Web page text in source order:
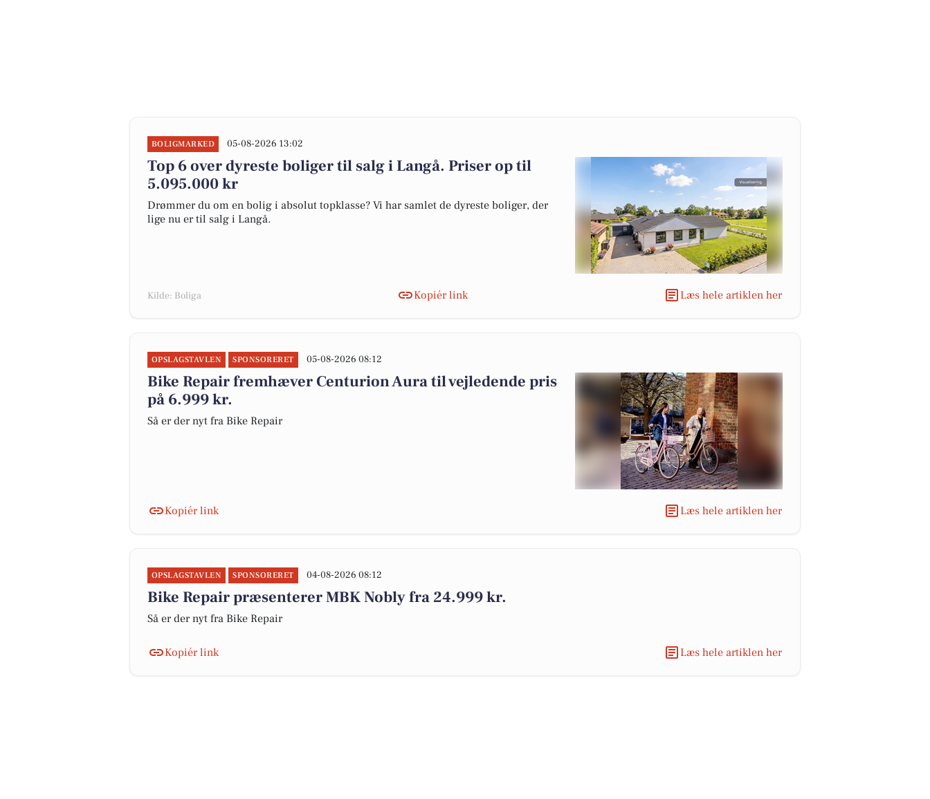
BOLIGMARKED 05-08-2026 13:02
Top 6 over dyreste boliger til salg i Langå. Priser op til
5.095.000 kr
Drømmer du om en bolig i absolut topklasse? Vi har samlet de dyreste boliger, der
lige nu er til salg i Langå.
Kilde: Boliga Kopiér link Læs hele artiklen her
OPSLAGSTAVLEN SPONSORERET 05-08-2026 08:12
Bike Repair fremhæver Centurion Aura til vejledende pris
på 6.999 kr.
Så er der nyt fra Bike Repair
Kopiér link Læs hele artiklen her
OPSLAGSTAVLEN SPONSORERET 04-08-2026 08:12
Bike Repair præsenterer MBK Nobly fra 24.999 kr.
Så er der nyt fra Bike Repair
Kopiér link Læs hele artiklen her